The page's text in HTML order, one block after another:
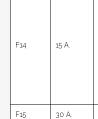
F14 15 A.
F15 30 A.